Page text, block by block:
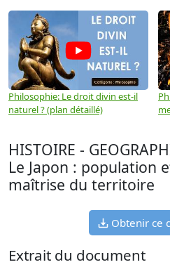
Philosophie: Le droit divin est-il
naturel ? (plan détaillé)
HISTOIRE -
Le Japon : population
maîtrise du territoire
Obtenir ce
Extrait du document